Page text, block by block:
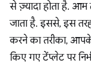
से ज़्यादा होता है.
जाता है. इससे, इस
करने का तरीका,
किए गए टेंप्लेट पर